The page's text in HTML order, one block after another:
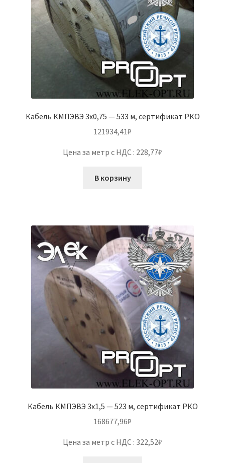
Кабель КМПЭВЭ 3х0,75 — 533 м, сертификат РКО
121934,41₽
Цена за метр с НДС : 228,77₽
В корзину
Кабель КМПЭВЭ 3х1,5 — 523 м, сертификат РКО
168677,96₽
Цена за метр с НДС : 322,52₽